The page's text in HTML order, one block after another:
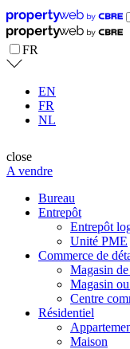
FR
EN
FR
NL
close
A vendre
Bureau
Entrepôt
Entrepôt
Unité PME
Commerce de
Magasin
Magasin
Centre
Résidentiel
Maison